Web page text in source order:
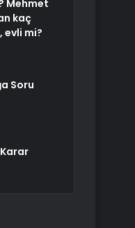
Mehmet
kaç
evli mi?
Soru